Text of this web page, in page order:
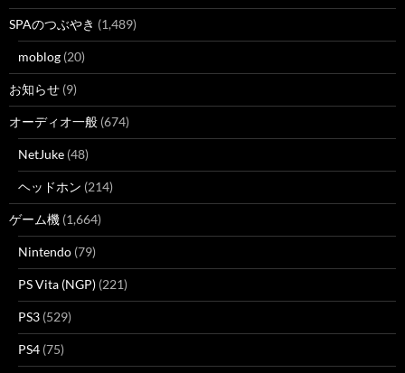
SPAのつぶやき (1,489)
moblog (20)
お知らせ (9)
オーディオ一般 (674)
NetJuke (48)
ヘッドホン (214)
ゲーム機 (1,664)
Nintendo (79)
PS Vita (NGP) (221)
PS3 (529)
PS4 (75)